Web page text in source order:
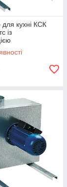
кухні КСК
із